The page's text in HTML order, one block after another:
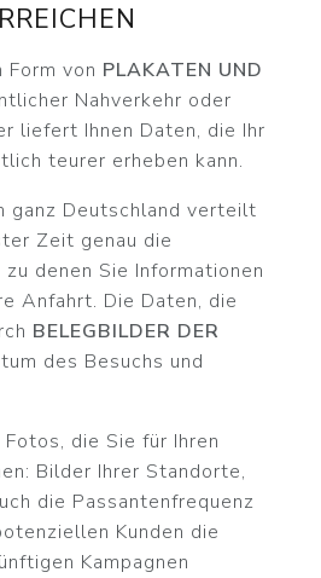
Form von PLAKATEN UND
Nahverkehr oder
liefert Ihnen Daten, die Ihr
teurer erheben kann.
ganz Deutschland verteilt
Zeit genau die
denen Sie Informationen
Anfahrt. Die Daten, die
BELEGBILDER DER
des Besuchs und
die Sie für Ihren
Bilder Ihrer Standorte,
die Passantenfrequenz
Kunden die
Kampagnen